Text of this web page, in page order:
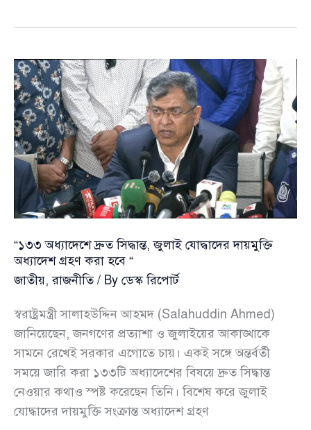
তিন
বিল
পাস,
নির্বাচনী
ব্যবস্থায়
আসছে
কাঠামোগত
পরিবর্তন
“১৩৩ অধ্যাদেশে দ্রুত সিদ্ধান্ত, জুলাই যোদ্ধাদের দায়মুক্তি
অধ্যাদেশ গ্রহণ করা হবে “
জাতীয়,রাজনীতি/ By ডেস্ক রিপোর্ট
স্বরাষ্ট্রমন্ত্রী সালাহউদ্দিন আহমদ (Salahuddin Ahmed)
জানিয়েছেন, জনগণের প্রত্যাশা ও জুলাইয়ের আকাঙ্খাকে
সামনে রেখেই সরকার এগোতে চায়। একই সঙ্গে অন্তর্বর্তী
সময়ে জারি করা ১৩৩টি অধ্যাদেশের বিষয়ে দ্রুত সিদ্ধান্ত
নেওয়ার কথাও স্পষ্ট করেছেন তিনি। বিশেষ করে জুলাই
যোদ্ধাদের দায়মুক্তি সংক্রান্ত অধ্যাদেশ গ্রহণ